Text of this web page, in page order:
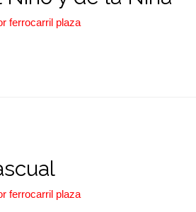
ferrocarril plaza
ferrocarril plaza